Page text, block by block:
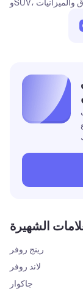
الشهيرة
رينج روفر
لاند روفر
جاكوار